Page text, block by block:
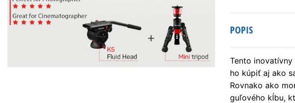
POPIS
Tento
ho kúpiť aj ako
Rovnako ako
guľového kĺbu,